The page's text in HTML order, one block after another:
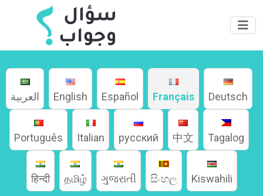
Home
About
العربية English Español Français Deutsch
Português Italian русский 中文 Tagalog
हिन्दी தமிழ் ગુજરાતી සිංහල Kiswahili